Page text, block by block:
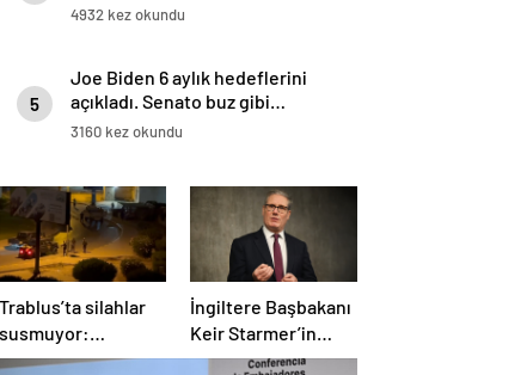
4932 kez okundu
5
Joe Biden 6 aylık hedeflerini
açıkladı. Senato buz gibi…
3160 kez okundu
Trablus’ta silahlar
susmuyor:
Çatışmalar
İngiltere Başbakanı
Keir Starmer’in
evinde yangın çıktı